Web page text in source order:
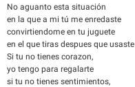
No aguanto esta situación
en la que a mi tú me enredaste
convirtiendome en tu juguete
en el que tiras despues que usaste
Si tu no tienes corazon,
yo tengo para regalarte
si tu no tienes sentimientos,